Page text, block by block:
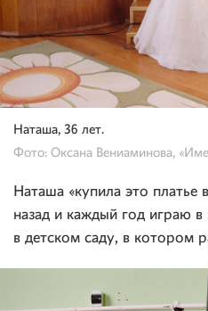
Наташа, 36 лет.
Фото: Оксана Вениаминова,
Наташа «купила это платье
назад и каждый год играю
в детском саду, в котором